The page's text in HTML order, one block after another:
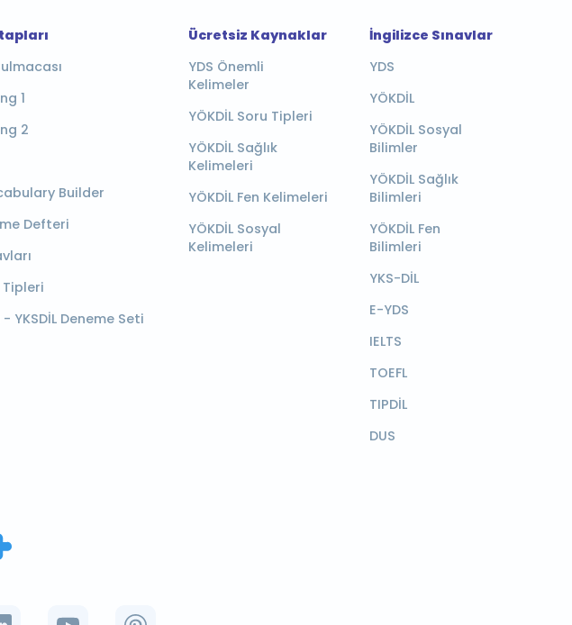
1
2
Builder
Defteri
Tipleri
YKSDİL Deneme Seti
Ücretsiz Kaynaklar
YDS Önemli
Kelimeler
YÖKDİL Soru Tipleri
YÖKDİL Sağlık
Kelimeleri
YÖKDİL Fen Kelimeleri
YÖKDİL Sosyal
Kelimeleri
İngilizce Sınavlar
YDS
YÖKDİL
YÖKDİL Sosyal
Bilimler
YÖKDİL Sağlık
Bilimleri
YÖKDİL Fen
Bilimleri
YKS-DİL
E-YDS
IELTS
TOEFL
TIPDİL
DUS